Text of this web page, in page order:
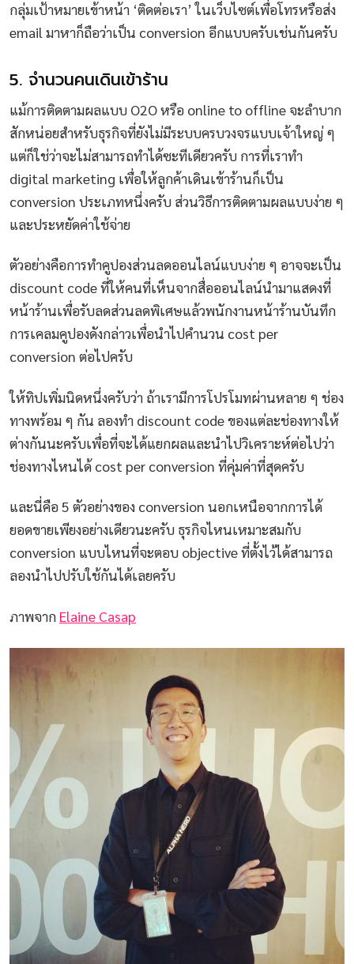
กลุ่มเป้าหมายเข้าหน้า ‘ติดต่อเรา’ ในเว็บไซต์เพื่อโทรหรือส่ง
email มาหาก็ถือว่าเป็น conversion อีกแบบครับเช่นกันครับ
5. จำนวนคนเดินเข้าร้าน
แม้การติดตามผลแบบ O2O หรือ online to offline จะลำบาก
สักหน่อยสำหรับธุรกิจที่ยังไม่มีระบบครบวงจรแบบเจ้าใหญ่ ๆ
แต่ก็ใช่ว่าจะไม่สามารถทำได้ซะทีเดียวครับ การที่เราทำ
digital marketing เพื่อให้ลูกค้าเดินเข้าร้านก็เป็น
conversion ประเภทหนึ่งครับ ส่วนวิธีการติดตามผลแบบง่าย ๆ
และประหยัดค่าใช้จ่าย
ตัวอย่างคือการทำคูปองส่วนลดออนไลน์แบบง่าย ๆ อาจจะเป็น
discount code ที่ให้คนที่เห็นจากสื่อออนไลน์นำมาแสดงที่
หน้าร้านเพื่อรับลดส่วนลดพิเศษแล้วพนักงานหน้าร้านบันทึก
การเคลมคูปองดังกล่าวเพื่อนำไปคำนวน cost per
conversion ต่อไปครับ
ให้ทิปเพิ่มนิดหนึ่งครับว่า ถ้าเรามีการโปรโมทผ่านหลาย ๆ ช่อง
ทางพร้อม ๆ กัน ลองทำ discount code ของแต่ละช่องทางให้
ต่างกันนะครับเพื่อที่จะได้แยกผลและนำไปวิเคราะห์ต่อไปว่า
ช่องทางไหนได้ cost per conversion ที่คุ่มค่าที่สุดครับ
และนี่คือ 5 ตัวอย่างของ conversion นอกเหนือจากการได้
ยอดขายเพียงอย่างเดียวนะครับ ธุรกิจไหนเหมาะสมกับ
conversion แบบไหนที่จะตอบ objective ที่ตั้งไว้ได้สามารถ
ลองนำไปปรับใช้กันได้เลยครับ
ภาพจาก Elaine Casap